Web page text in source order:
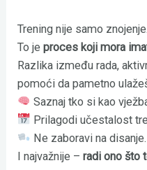
Trening nije samo znojenje.
To je proces koji mora
Razlika između rada,
pomoći da pametno
Saznaj tko si kao
Prilagodi učestalost
Ne zaboravi na disanje.
I najvažnije –radi ono što